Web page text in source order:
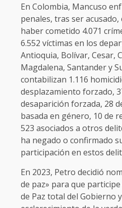
En Colombia, Mancuso
penales, tras ser
haber cometido 4.071
6.552 víctimas en los
Antioquia, Bolívar, Cesar,
Magdalena, Santander y
contabilizan 1.116
desplazamiento forzado,
desaparición forzada, 28
basada en género, 10 de
523 asociados a otros
ha negado o confirmado
participación en estos
En 2023, Petro decidió
de paz» para que
de Paz total del Gobierno